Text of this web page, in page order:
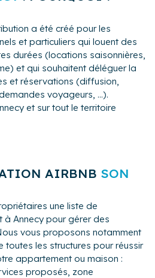
a été créé pour les
et particuliers qui louent des
durées (locations saisonnières,
et qui souhaitent déléguer la
et réservations (diffusion,
voyageurs, ...).
et sur tout le territoire
AIRBNB SON
une liste de
à Annecy pour gérer des
vous proposons notamment
toutes les structures pour réussir
appartement ou maison :
proposés, zone